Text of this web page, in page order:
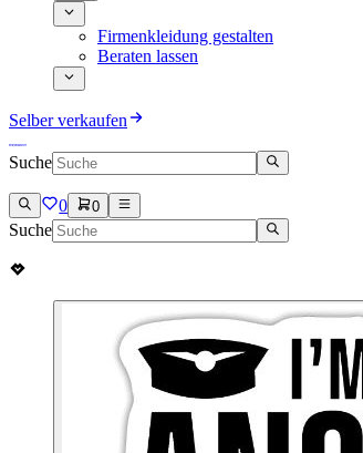
Firmenkleidung gestalten
Beraten lassen
Selber verkaufen
Suche
0 0
Suche